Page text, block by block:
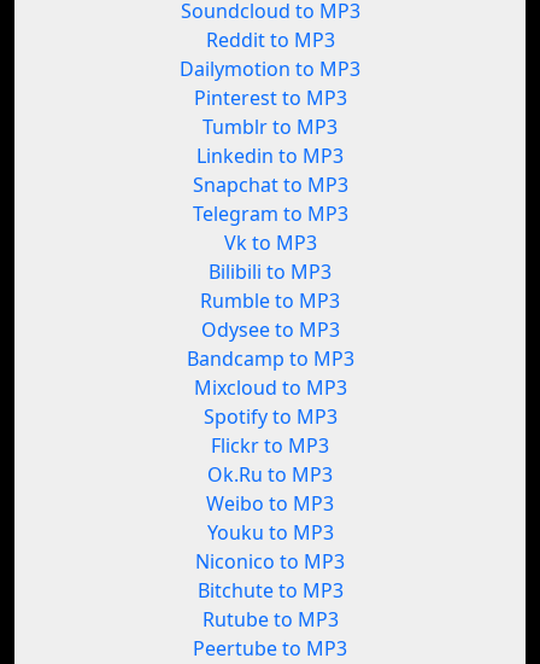
Soundcloud to MP3
Reddit to MP3
Dailymotion to MP3
Pinterest to MP3
Tumblr to MP3
Linkedin to MP3
Snapchat to MP3
Telegram to MP3
Vk to MP3
Bilibili to MP3
Rumble to MP3
Odysee to MP3
Bandcamp to MP3
Mixcloud to MP3
Spotify to MP3
Flickr to MP3
Ok.Ru to MP3
Weibo to MP3
Youku to MP3
Niconico to MP3
Bitchute to MP3
Rutube to MP3
Peertube to MP3